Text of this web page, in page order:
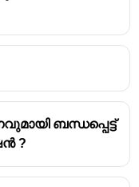
ബന്ധപ്പെട്ട്
?